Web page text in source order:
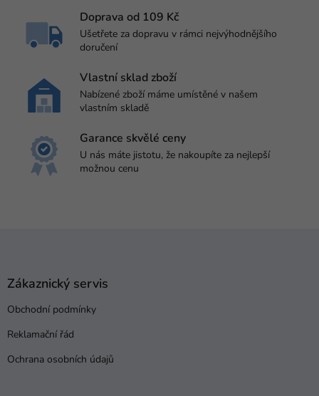
Doprava od 109 Kč
Ušetřete za dopravu v rámci nejvýhodnějšího
doručení
Vlastní sklad zboží
Nabízené zboží máme umístěné v našem
vlastním skladě
Garance skvělé ceny
U nás máte jistotu, že nakoupíte za nejlepší
možnou cenu
Zákaznický servis
Obchodní podmínky
Reklamační řád
Ochrana osobních údajů